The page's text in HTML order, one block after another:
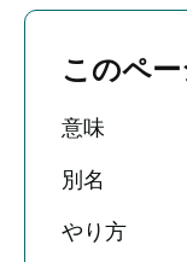
このペ
意味
別名
やり方